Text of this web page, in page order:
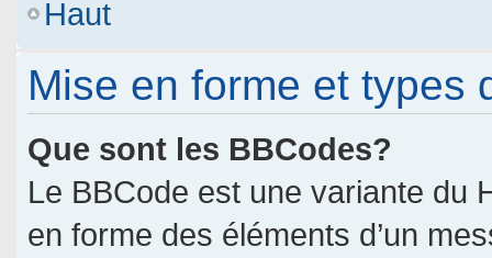
Haut
Mise en forme et types
Que sont les BBCodes?
Le BBCode est une variante du
en forme des éléments d’un